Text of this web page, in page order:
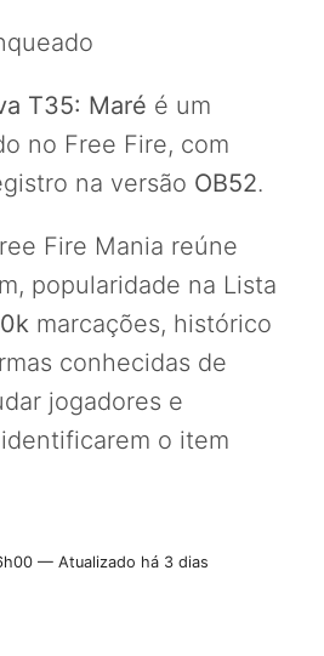
T35: Maré é um
no Free Fire, com
na versão OB52.
Fire Mania reúne
popularidade na Lista
marcações, histórico
conhecidas de
jogadores e
o item
— Atualizado há 3 dias